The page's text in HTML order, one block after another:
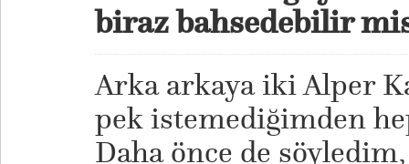
biraz bahsedebilir
Arka arkaya iki Alper
pek istemediğimden
Daha önce de